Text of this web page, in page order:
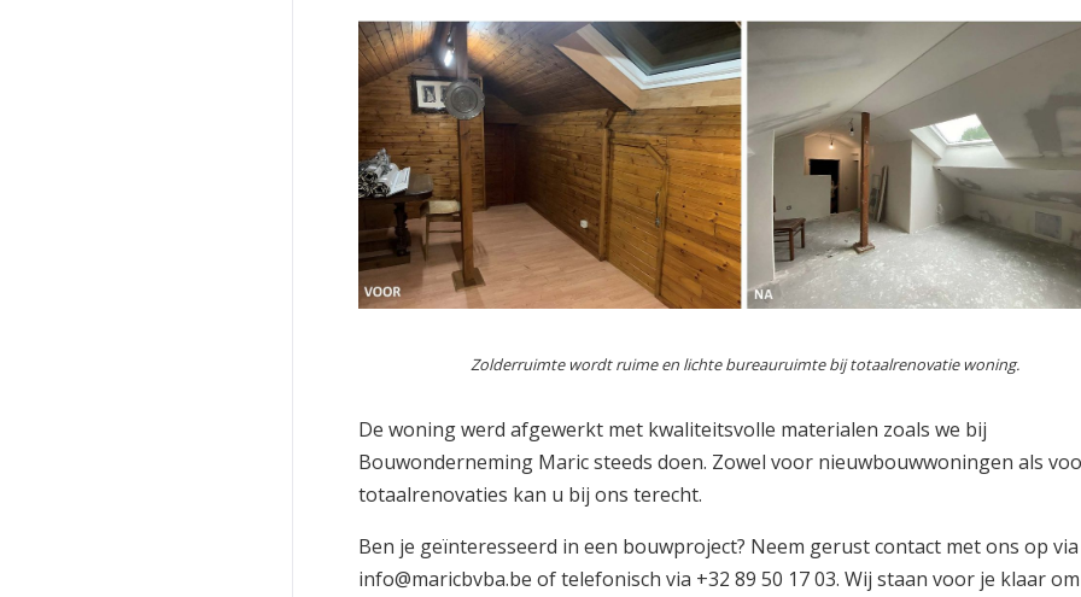
Zolderruimte wordt ruime en lichte bureauruimte bij totaalrenovatie woning.
De woning werd afgewerkt met kwaliteitsvolle materialen zoals we bij
Bouwonderneming Maric steeds doen. Zowel voor nieuwbouwwoningen als
totaalrenovaties kan u bij ons terecht.
Ben je geïnteresseerd in een bouwproject? Neem gerust contact met ons op via
info@maricbvba.be of telefonisch via +32 89 50 17 03. Wij staan voor je klaar